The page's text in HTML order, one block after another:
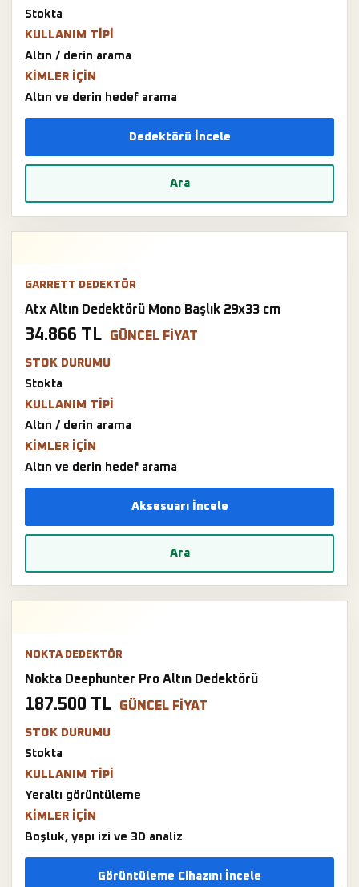
Stokta
KULLANIM TIPI
Altın / derin arama
KIMLER IÇIN
Altın ve derin hedef arama
Dedektörü İncele
Ara
GARRETT DEDEKTÖR
Atx Altın Dedektörü Mono Başlık 29x33 cm
34.866 TL GÜNCEL FIYAT
STOK DURUMU
Stokta
KULLANIM TIPI
Altın / derin arama
KIMLER IÇIN
Altın ve derin hedef arama
Aksesuarı İncele
Ara
NOKTA DEDEKTÖR
Nokta Deephunter Pro Altın Dedektörü
187.500 TL GÜNCEL FIYAT
STOK DURUMU
Stokta
KULLANIM TIPI
Yeraltı görüntüleme
KIMLER IÇIN
Boşluk, yapı izi ve 3D analiz
Görüntüleme Cihazını İncele